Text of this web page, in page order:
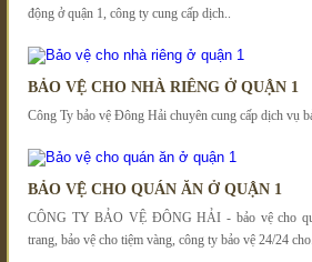
động ở quận 1, công ty cung cấp dịch..
BẢO VỆ CHO NHÀ RIÊNG Ở QUẬN 1
Công Ty bảo vệ Đông Hải chuyên cung cấp dịch vụ
BẢO VỆ CHO QUÁN ĂN Ở QUẬN 1
CÔNG TY BẢO VỆ ĐÔNG HẢI - bảo vệ cho
trang, bảo vệ cho tiệm vàng, công ty bảo vệ 24/24 cho..